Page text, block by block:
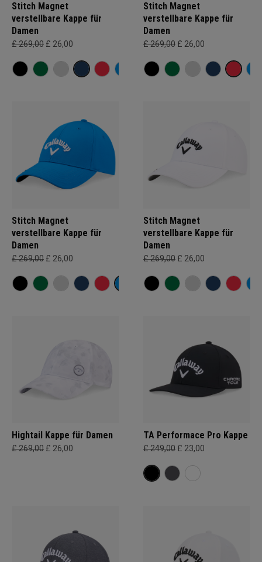
Stitch Magnet
verstellbare Kappe für
Damen
£ 269,00 £ 26,00
Stitch Magnet
verstellbare Kappe für
Damen
£ 269,00 £ 26,00
Stitch Magnet
verstellbare Kappe für
Damen
£ 269,00 £ 26,00
Stitch Magnet
verstellbare Kappe für
Damen
£ 269,00 £ 26,00
Hightail Kappe für Damen
£ 269,00 £ 26,00
TA Performace Pro Kappe
£ 249,00 £ 23,00